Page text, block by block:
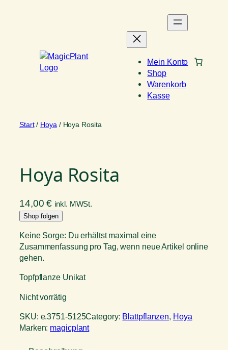
Mein Konto
Shop
Warenkorb
Kasse
Start/ Hoya / Hoya Rosita
Hoya Rosita
14,00€ inkl. MWSt.
Shop folgen
Keine Sorge: Du erhältst maximal eine
Zusammenfassung pro Tag, wenn neue Artikel online
gehen.
Topfpflanze Unikat
Nicht vorrätig
SKU: e.3751-5125Category: Blattpflanzen, Hoya
Marken: magicplant